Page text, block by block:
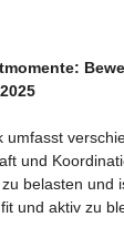
umfasst
und
belasten und
und aktiv zu